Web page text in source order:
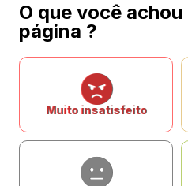
O que você
página ?
Muito insatisfeito